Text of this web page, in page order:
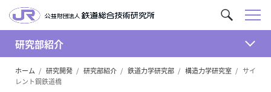
サ
イ
内
を
メ
ー
研究部紹介
開
ホーム 研究開発 研究部紹介 鉄道力学研究部 構造力学研究室
サイ
レント鋼鉄道橋